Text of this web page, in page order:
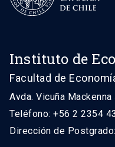
Instituto de
Facultad de
Avda. Vicuña
Teléfono: +56 2 2354
Dirección de